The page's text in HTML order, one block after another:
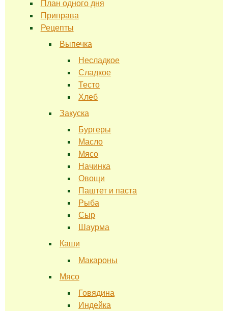
План одного дня
Приправа
Рецепты
Выпечка
Несладкое
Сладкое
Тесто
Хлеб
Закуска
Бургеры
Масло
Мясо
Начинка
Овощи
Паштет и паста
Рыба
Сыр
Шаурма
Каши
Макароны
Мясо
Говядина
Индейка